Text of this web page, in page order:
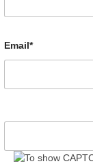
Email*